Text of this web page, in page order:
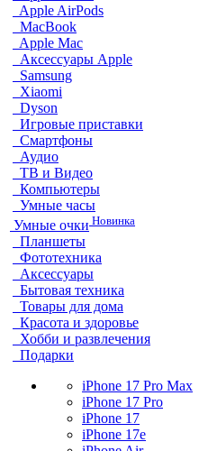
Apple AirPods
MacBook
Apple Mac
Аксессуары Apple
Samsung
Xiaomi
Dyson
Игровые приставки
Смартфоны
Аудио
ТВ и Видео
Компьютеры
Умные часы
Умные очки Новинка
Планшеты
Фототехника
Аксессуары
Бытовая техника
Товары для дома
Красота и здоровье
Хобби и развлечения
Подарки
iPhone 17 Pro Max
iPhone 17 Pro
iPhone 17
iPhone 17e